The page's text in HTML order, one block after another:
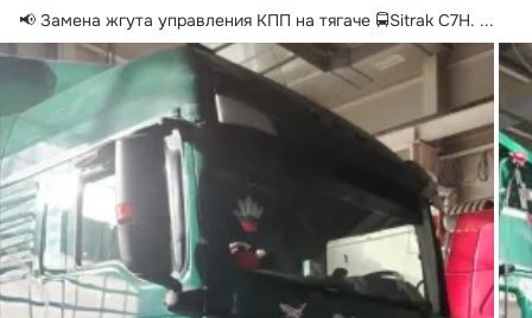
📢 Замена жгута управления КПП на тягаче 🚍Sitrak C7H. ...